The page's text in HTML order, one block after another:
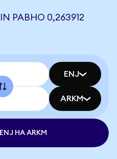
РАВНО 0,263912
ENJ
ARKM
НА ARKM